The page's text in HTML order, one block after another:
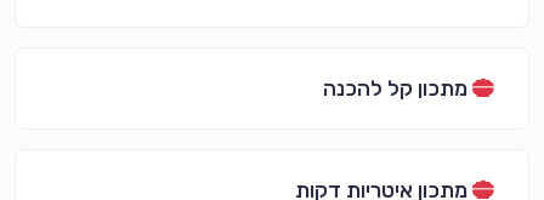
מתכון קל להכנה
מתכון איטריות דקות